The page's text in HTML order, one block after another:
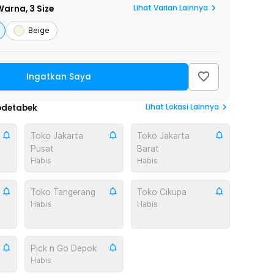
3 Size Lihat Varian Lainnya
Beige
Ingatkan Saya
Lihat Lokasi Lainnya
Toko Jakarta
Pusat
Habis
Toko Jakarta
Barat
Habis
Toko Tangerang
Habis
Toko Cikupa
Habis
Pick n Go Depok
Habis